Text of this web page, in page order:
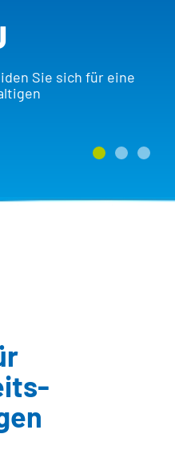
Sie sich für eine